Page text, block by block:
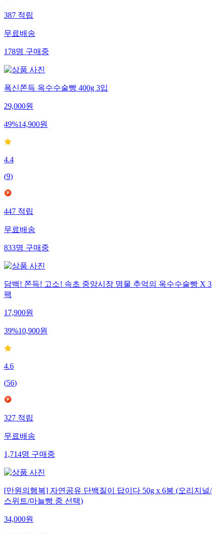
387적립
무료배송
178명구매중
폭신쫀득 옥수수술빵 400g 3입
29,000원
49%14,900원
4.4
(9)
447적립
무료배송
833명구매중
담백! 쫀득! 고소! 속초 중앙시장 명물 추억의 옥수수술빵 X 3
팩
17,900원
39%10,900원
4.6
(56)
327적립
무료배송
1,714명구매중
[만원의행복] 자연공유 단백질이 답이다 50g x 6봉 (오리지널/
스위트/마늘빵 중 선택)
34,000원